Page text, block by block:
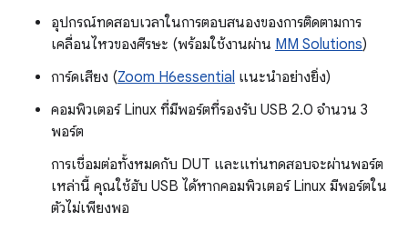
อุปกรณ์ทดสอบเวลาในการตอบสนองของการติดตามการ
เคลื่อนไหวของศีรษะ (พร้อมใช้งานผ่าน MM Solutions)
การ์ดเสียง (Zoom H6essential แนะนำอย่างยิ่ง)
คอมพิวเตอร์ Linux ที่มีพอร์ตที่รองรับ USB 2.0 จำนวน 3
พอร์ต
การเชื่อมต่อทั้งหมดกับ DUT และแท่นทดสอบจะผ่านพอร์ต
เหล่านี้ คุณใช้ฮับ USB ได้หากคอมพิวเตอร์ Linux มีพอร์ตใน
ตัวไม่เพียงพอ